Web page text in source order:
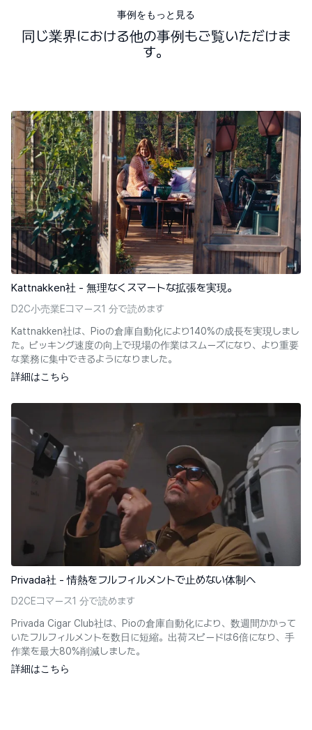
事例をもっと見る
同じ業界における他の事例もご覧いただけま
す。
Kattnakken社 - 無理なくスマートな拡張を実現。
D2C小売業Eコマース1 分で読めます
Kattnakken社は、Pioの倉庫自動化により140%の成長を実現しまし
た。ピッキング速度の向上で現場の作業はスムーズになり、より重要
な業務に集中できるようになりました。
詳細はこちら
Privada社 - 情熱をフルフィルメントで止めない体制へ
D2CEコマース1 分で読めます
Privada Cigar Club社は、Pioの倉庫自動化により、数週間かかって
いたフルフィルメントを数日に短縮。出荷スピードは6倍になり、手
作業を最大80%削減しました。
詳細はこちら